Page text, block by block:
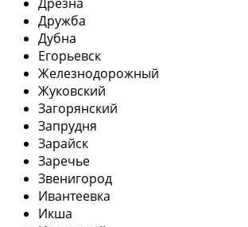
Дружба
Дубна
Егорьевск
Железнодорожный
Жуковский
Загорянский
Запрудня
Зарайск
Заречье
Звенигород
Ивантеевка
Икша